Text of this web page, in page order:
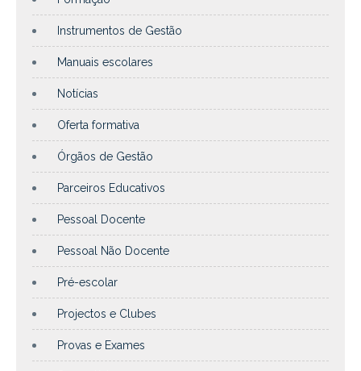
Instrumentos de Gestão
Manuais escolares
Notícias
Oferta formativa
Órgãos de Gestão
Parceiros Educativos
Pessoal Docente
Pessoal Não Docente
Pré-escolar
Projectos e Clubes
Provas e Exames